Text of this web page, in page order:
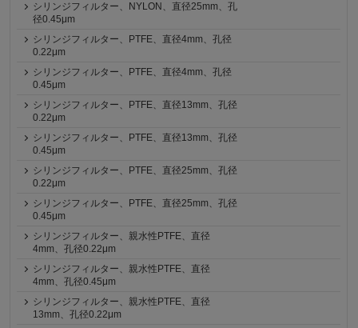
シリンジフィルター、NYLON、直径25mm、孔
径0.45μm
シリンジフィルター、PTFE、直径4mm、孔径
0.22μm
シリンジフィルター、PTFE、直径4mm、孔径
0.45μm
シリンジフィルター、PTFE、直径13mm、孔径
0.22μm
シリンジフィルター、PTFE、直径13mm、孔径
0.45μm
シリンジフィルター、PTFE、直径25mm、孔径
0.22μm
シリンジフィルター、PTFE、直径25mm、孔径
0.45μm
シリンジフィルター、親水性PTFE、直径
4mm、孔径0.22μm
シリンジフィルター、親水性PTFE、直径
4mm、孔径0.45μm
シリンジフィルター、親水性PTFE、直径
13mm、孔径0.22μm